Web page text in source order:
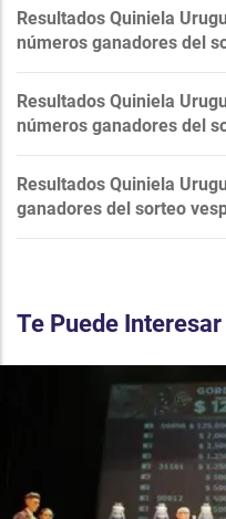
Resultados Quiniela
números ganadores del
Resultados Quiniela
números ganadores del
Resultados Quiniela
ganadores del sorteo
Te Puede Interesar